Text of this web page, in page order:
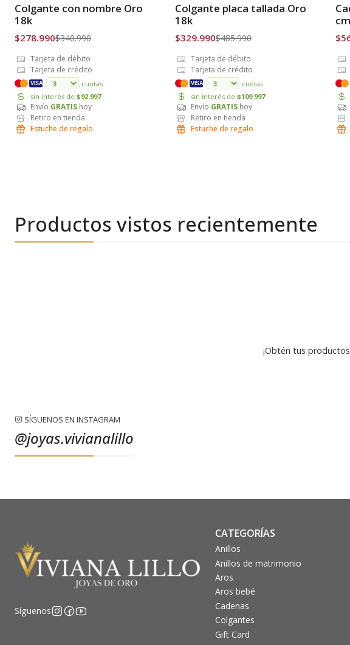
Envío Gratis
Colgante con nombre Oro
18k
$278.990$340.990
Tarjeta de débito
Tarjeta de crédito
VISA
cuotas
sin interés de $92.997
Envío GRATIS hoy
Retiro en tienda
Estuche de regalo
Envío Gratis
Colgante placa tallada Oro
18k
$329.990$485.990
Tarjeta de débito
Tarjeta de crédito
VISA
cuotas
sin interés de $109.997
Envío GRATIS hoy
Retiro en tienda
Estuche de regalo
Productos vistos recientemente
¡Obtén tus
SÍGUENOS EN INSTAGRAM
@joyas.vivianalillo
Síguenos
CATEGORÍAS
Anillos
Anillos de matrimonio
Aros
Aros bebé
Cadenas
Colgantes
Gift Card